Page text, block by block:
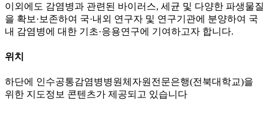
이외에도 감염병과 관련된 바이러스, 세균 및 다양한 파생물질
을 확보·보존하여 국·내외 연구자 및 연구기관에 분양하여 국
내 감염병에 대한 기초·응용연구에 기여하고자 합니다.
위치
하단에 인수공통감염병병원체자원전문은행(전북대학교)을
위한 지도정보 콘텐츠가 제공되고 있습니다